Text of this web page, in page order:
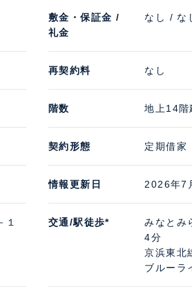
敷金・保証金 /
礼金
なし / な
再契約料 なし
階数 地上14
契約形態 定期借家
情報更新日 2026年7
交通/駅徒歩*
みなとみ
4分
京浜東北
ブルーラ